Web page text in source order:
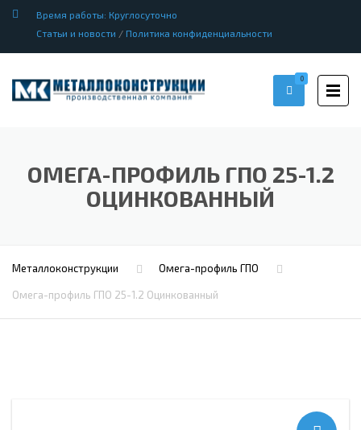
Время работы: Круглосуточно
Статьи и новости / Политика конфиденциальности
0
ОМЕГА-ПРОФИЛЬ ГПО 25-1.2
ОЦИНКОВАННЫЙ
Металлоконструкции Омега-профиль ГПО
Омега-профиль ГПО 25-1.2 Оцинкованный